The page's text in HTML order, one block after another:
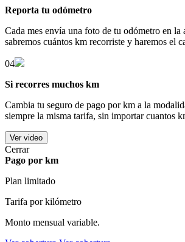
Reporta tu odómetro
Cada mes envía una foto de tu odómetro en la
sabremos cuántos km recorriste y haremos el
04
Si recorres muchos km
Cambia tu seguro de pago por km a la
siempre la misma tarifa, sin importar cuantos
Ver video
Cerrar
Pago por km
Plan limitado
Tarifa por kilómetro
Monto mensual variable.